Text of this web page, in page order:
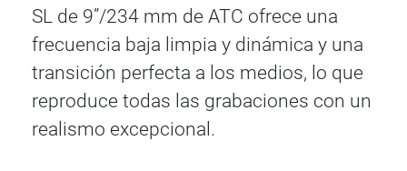
SL de 9”/234 mm de ATC ofrece una
frecuencia baja limpia y dinámica y una
transición perfecta a los medios, lo que
reproduce todas las grabaciones con un
realismo excepcional.